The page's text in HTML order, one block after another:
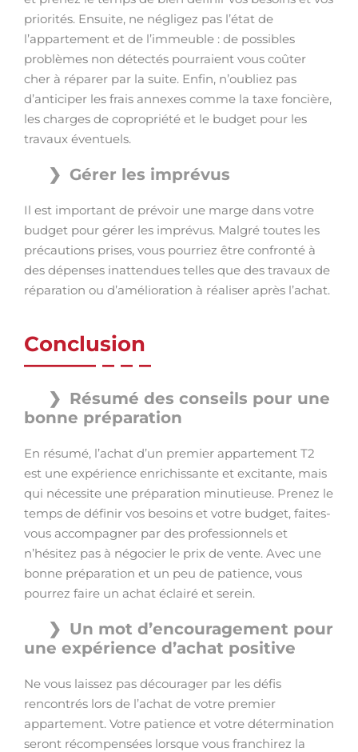
priorités. Ensuite, ne négligez pas l’état de
l’appartement et de l’immeuble : de possibles
problèmes non détectés pourraient vous coûter
cher à réparer par la suite. Enfin, n’oubliez pas
d’anticiper les frais annexes comme la taxe foncière,
les charges de copropriété et le budget pour les
travaux éventuels.
Gérer les imprévus
Il est important de prévoir une marge dans votre
budget pour gérer les imprévus. Malgré toutes les
précautions prises, vous pourriez être confronté à
des dépenses inattendues telles que des travaux de
réparation ou d’amélioration à réaliser après l’achat.
Conclusion
Résumé des conseils pour une
bonne préparation
En résumé, l’achat d’un premier appartement T2
est une expérience enrichissante et excitante, mais
qui nécessite une préparation minutieuse. Prenez le
temps de définir vos besoins et votre budget, faites-
vous accompagner par des professionnels et
n’hésitez pas à négocier le prix de vente. Avec une
bonne préparation et un peu de patience, vous
pourrez faire un achat éclairé et serein.
Un mot d’encouragement pour
une expérience d’achat positive
Ne vous laissez pas décourager par les défis
rencontrés lors de l’achat de votre premier
appartement. Votre patience et votre détermination
seront récompensées lorsque vous franchirez la